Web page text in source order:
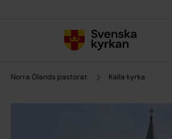
Norra Ölands pastorat Källa kyrka